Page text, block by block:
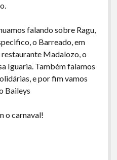
falando sobre Ragu,
o Barreado, em
Madalozo, o
Iguaria. Também falamos
e por fim vamos
Baileys
o carnaval!